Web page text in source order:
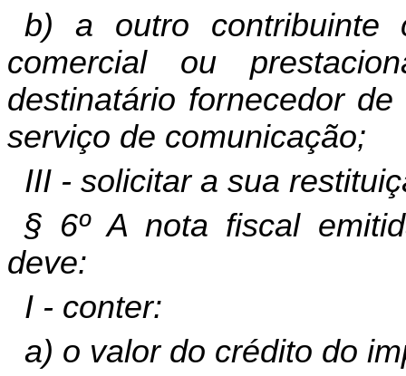
b) a outro contribuinte
comercial ou
destinatário fornecedor
serviço de comunicação;
III - solicitar a sua
§ 6º A nota fiscal
deve:
I - conter:
a) o valor do crédito do